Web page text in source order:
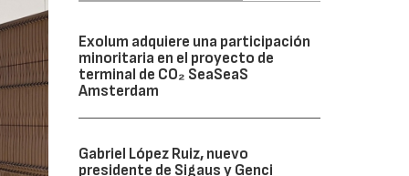
Exolum adquiere una participación
minoritaria en el proyecto de
terminal de CO₂ SeaSeaS
Amsterdam
Gabriel López Ruiz, nuevo
presidente de Sigaus y Genci